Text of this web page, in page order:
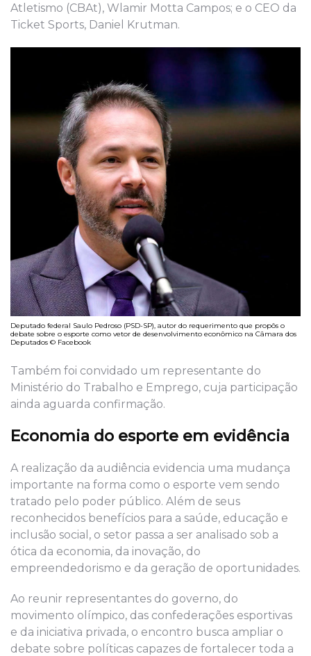
Atletismo (CBAt), Wlamir Motta Campos; e o CEO da
Ticket Sports, Daniel Krutman.
Deputado federal Saulo Pedroso (PSD-SP), autor do requerimento que propôs o
debate sobre o esporte como vetor de desenvolvimento econômico na Câmara dos
Deputados © Facebook
Também foi convidado um representante do
Ministério do Trabalho e Emprego, cuja participação
ainda aguarda confirmação.
Economia do esporte em evidência
A realização da audiência evidencia uma mudança
importante na forma como o esporte vem sendo
tratado pelo poder público. Além de seus
reconhecidos benefícios para a saúde, educação e
inclusão social, o setor passa a ser analisado sob a
ótica da economia, da inovação, do
empreendedorismo e da geração de oportunidades.
Ao reunir representantes do governo, do
movimento olímpico, das confederações esportivas
e da iniciativa privada, o encontro busca ampliar o
debate sobre políticas capazes de fortalecer toda a